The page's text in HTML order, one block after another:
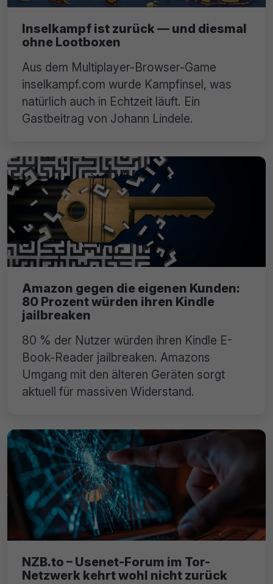
Inselkampf ist zurück — und diesmal
ohne Lootboxen
Aus dem Multiplayer-Browser-Game
inselkampf.com wurde Kampfinsel, was
natürlich auch in Echtzeit läuft. Ein
Gastbeitrag von Johann Lindele.
Amazon gegen die eigenen Kunden:
80 Prozent würden ihren Kindle
jailbreaken
80 % der Nutzer würden ihren Kindle E-
Book-Reader jailbreaken. Amazons
Umgang mit den älteren Geräten sorgt
aktuell für massiven Widerstand.
NZB.to – Usenet-Forum im Tor-
Netzwerk kehrt wohl nicht zurück